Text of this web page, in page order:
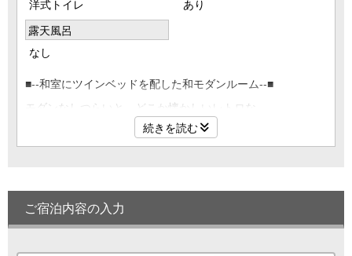
洋式トイレ
あり
露天風呂
なし
■--和室にツインベッドを配した和モダンルーム--■
モダンなしつらいと、どこか懐かしいレトロな
空間に包まれる【和モダン】タイプの和室にツインベットを
■設 備■
ツインベット（縦2000×横1200）
テレビ・ウォシュレットトイレ・ユニットバス
続きを読む
ご宿泊内容の入力